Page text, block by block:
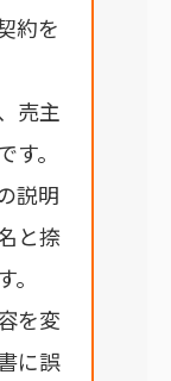
約を
売主
。
説明
と捺
を変
に誤